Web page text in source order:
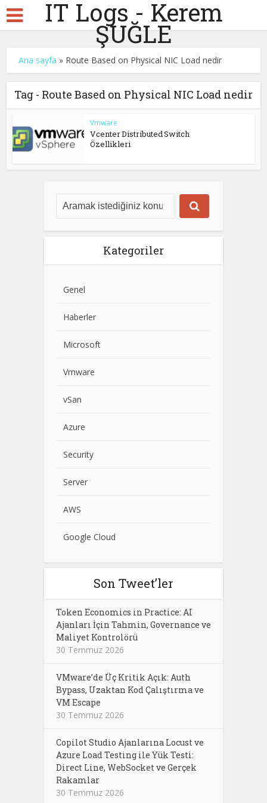
IT Logs - Kerem
ŞUĞLE
Ana sayfa » Route Based on Physical NIC Load nedir
Tag - Route Based on Physical NIC Load nedir
Vmware
Vcenter Distributed Switch
Özellikleri
Kategoriler
Genel
Haberler
Microsoft
Vmware
vSan
Azure
Security
Server
AWS
Google Cloud
Son Tweet’ler
Token Economics in Practice: AI
Ajanları İçin Tahmin, Governance ve
Maliyet Kontrolörü
30 Temmuz 2026
VMware’de Üç Kritik Açık: Auth
Bypass, Uzaktan Kod Çalıştırma ve
VM Escape
30 Temmuz 2026
Copilot Studio Ajanlarına Locust ve
Azure Load Testing ile Yük Testi:
Direct Line, WebSocket ve Gerçek
Rakamlar
30 Temmuz 2026